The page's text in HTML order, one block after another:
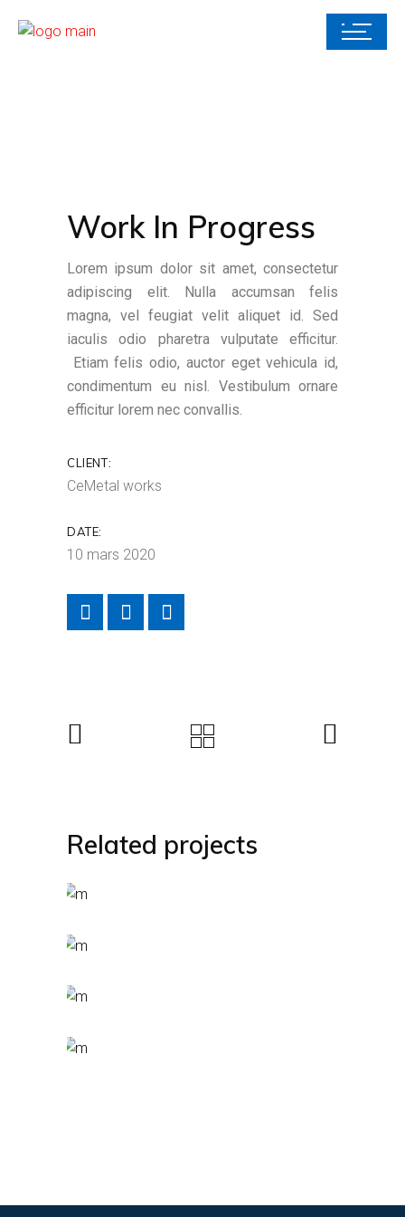
Work In Progress
Lorem ipsum dolor sit amet, consectetur
adipiscing elit. Nulla accumsan felis
magna, vel feugiat velit aliquet id. Sed
iaculis odio pharetra vulputate efficitur.
Etiam felis odio, auctor eget vehicula id,
condimentum eu nisl. Vestibulum ornare
efficitur lorem nec convallis.
CLIENT:
CeMetal works
DATE:
10 mars 2020
Related projects